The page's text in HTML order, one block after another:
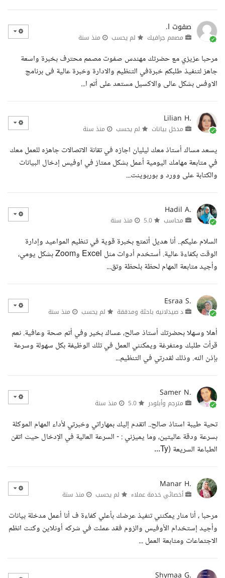
صفوت ا.
مصمم جرافيك لم يحسب منذ سنة
مرحبا عزيزي مع حضرتك مهندس صفوت مصمم محترف بخبرة واسعة
جاهز لتنفيذ طلبكم خبرةفي التنظيم والادارة وخبرة عالية فى برنامج
الاوفس بشكل عالى والاكسيل مستعد على أتم ا...
Lilian H.
مدخل بيانات لم يحسب منذ سنة
يسعد مساك أستاذ معك ليليان اجازه في تقانة الاتصالات جاهزه للعمل معك
في متابعة مهامك اليومية أعمل بشكل ممتاز في اوفيس إدخال البيانات
والكتابة على وورد و بوربوينت...
Hadil A.
محاسب منذ سنة
السلام عليكم.. أنا هديل أتمتع بخبرة قوية في تنظيم المواعيد وإدارة
الوقت بكفاءة عالية. أستخدم أدوات مثل Excel وZoom بشكل يومي،
وأجيد متابعة المهام لحظة بلحظة وتق...
Esraa S.
د صيدلانيه باحثة ومدققة لم يحسب منذ سنة
أهلا وسهلا بحضرتك أستاذ صالح، عساك بخير وفي أتم صحة وعافية. نعم
قرأت طلبك ومتفرغة ويمكنني العمل في تلك الوظيفة بكل سهولة وسرعة
بإذن الله. وذلك لقدرتي في التنظيم...
Samer N.
مترجم وأبلودر منذ سنة
تحية طيبة استاذ صالح.. اتقدم إليك بمهاراتي وخبرتي لأداء المهام الموكلة
بسرعة ودقة عاليتين، وما يميزني : - السرعة العالية في الإدخال حيث اتقن
الطباعة السريعة (Ty...
Manar H.
أخصائي خدمة عملاء لم يحسب منذ سنة
مرحبا ، أنا منار يمكنني تنفيذ عرضك بأعلي كفاءة ف أنا أعمل مدخلة بيانات
وأجيد إستخدام الأوفيس والزوم فقد عملت في شركه أونلاين وكنت انظم
الاجتماعات ومتابعة العمل ...
Shymaa G.